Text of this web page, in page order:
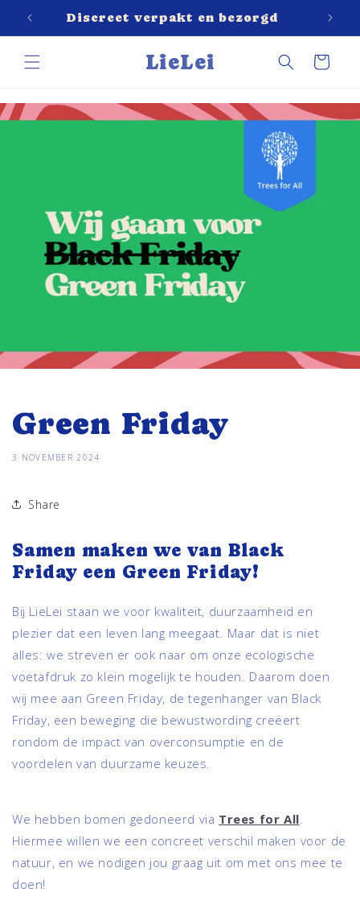
naar de
content
Discreet verpakt en bezorgd
LieLei Winkelwagen
Green Friday
3 NOVEMBER 2024
Share
Samen maken we van Black
Friday een Green Friday!
Bij LieLei staan we voor kwaliteit, duurzaamheid en
plezier dat een leven lang meegaat. Maar dat is niet
alles: we streven er ook naar om onze ecologische
voetafdruk zo klein mogelijk te houden. Daarom doen
wij mee aan Green Friday, de tegenhanger van Black
Friday, een beweging die bewustwording creëert
rondom de impact van overconsumptie en de
voordelen van duurzame keuzes.
We hebben bomen gedoneerd via Trees for All.
Hiermee willen we een concreet verschil maken voor de
natuur, en we nodigen jou graag uit om met ons mee te
doen!